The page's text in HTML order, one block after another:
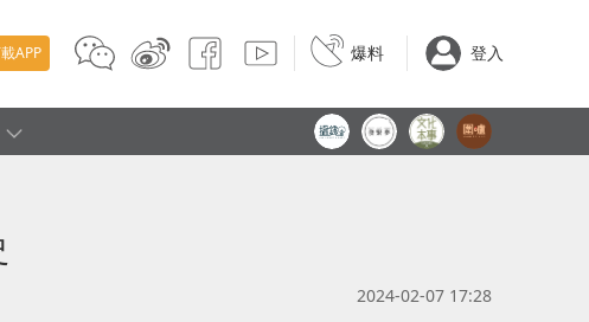
APP 爆料 登入
2024-02-07 17:28